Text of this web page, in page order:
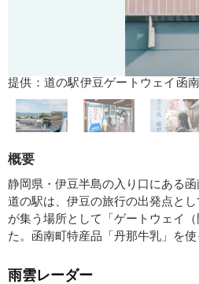
提供：道の駅伊豆ゲートウェイ函南
概要
静岡県・伊豆半島の入り口にある
道の駅は、伊豆の旅行の出発点と
が集う場所として「ゲートウェイ
た。函南町特産品「丹那牛乳」を使
雨雲レーダー